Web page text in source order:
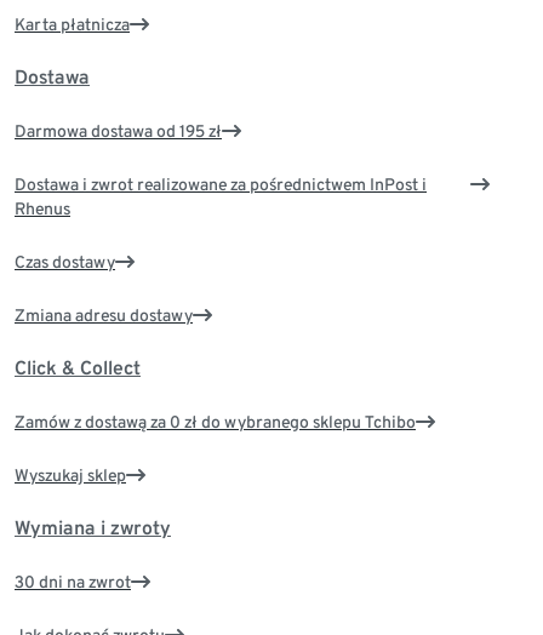
Karta płatnicza
Dostawa
Darmowa dostawa od 195 zł
Dostawa i zwrot realizowane za pośrednictwem InPost i
Rhenus
Czas dostawy
Zmiana adresu dostawy
Click & Collect
Zamów z dostawą za 0 zł do wybranego sklepu Tchibo
Wyszukaj sklep
Wymiana i zwroty
30 dni na zwrot